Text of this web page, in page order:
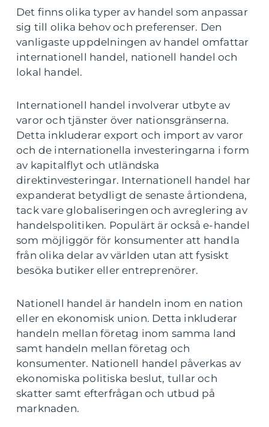
Det finns olika typer av handel som anpassar
sig till olika behov och preferenser. Den
vanligaste uppdelningen av handel omfattar
internationell handel, nationell handel och
lokal handel.
Internationell handel involverar utbyte av
varor och tjänster över nationsgränserna.
Detta inkluderar export och import av varor
och de internationella investeringarna i form
av kapitalflyt och utländska
direktinvesteringar. Internationell handel har
expanderat betydligt de senaste årtiondena,
tack vare globaliseringen och avreglering av
handelspolitiken. Populärt är också e-handel
som möjliggör för konsumenter att handla
från olika delar av världen utan att fysiskt
besöka butiker eller entreprenörer.
Nationell handel är handeln inom en nation
eller en ekonomisk union. Detta inkluderar
handeln mellan företag inom samma land
samt handeln mellan företag och
konsumenter. Nationell handel påverkas av
ekonomiska politiska beslut, tullar och
skatter samt efterfrågan och utbud på
marknaden.